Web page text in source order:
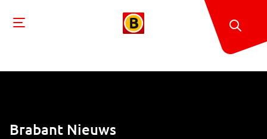
Brabant Nieuws